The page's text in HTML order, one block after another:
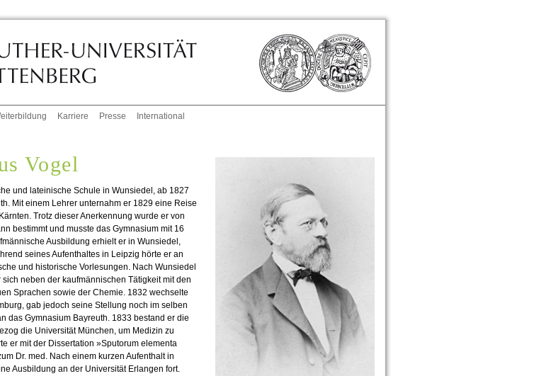
Karriere Presse International
Vogel
und lateinische Schule in Wunsiedel, ab 1827
Mit einem Lehrer unternahm er 1829 eine Reise
Trotz dieser Anerkennung wurde er von
bestimmt und musste das Gymnasium mit 16
Ausbildung erhielt er in Wunsiedel,
seines Aufenthaltes in Leipzig hörte er an
und historische Vorlesungen. Nach Wunsiedel
neben der kaufmännischen Tätigkeit mit den
Sprachen sowie der Chemie. 1832 wechselte
gab jedoch seine Stellung noch im selben
das Gymnasium Bayreuth. 1833 bestand er die
die Universität München, um Medizin zu
er mit der Dissertation »Sputorum elementa
Dr. med. Nach einem kurzen Aufenthalt in
Ausbildung an der Universität Erlangen fort.